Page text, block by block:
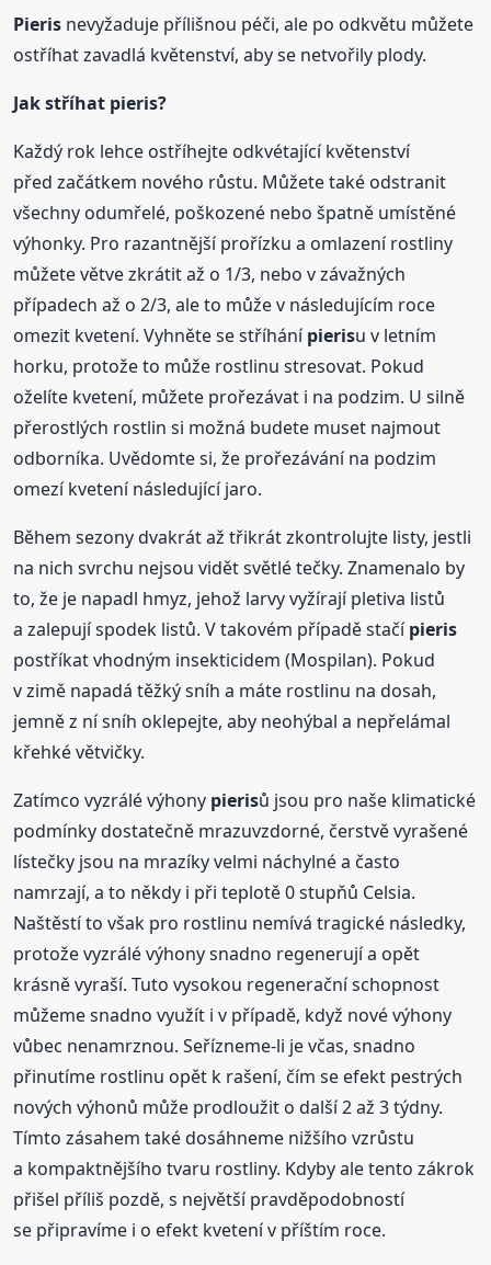
Pieris nevyžaduje přílišnou péči, ale po odkvětu můžete
ostříhat zavadlá květenství, aby se netvořily plody.
Jak stříhat pieris?
Každý rok lehce ostříhejte odkvétající květenství
před začátkem nového růstu. Můžete také odstranit
všechny odumřelé, poškozené nebo špatně umístěné
výhonky. Pro razantnější prořízku a omlazení rostliny
můžete větve zkrátit až o 1/3, nebo v závažných
případech až o 2/3, ale to může v následujícím roce
omezit kvetení. Vyhněte se stříhánípierisu v letním
horku, protože to může rostlinu stresovat. Pokud
oželíte kvetení, můžete prořezávat i na podzim. U silně
přerostlých rostlin si možná budete muset najmout
odborníka. Uvědomte si, že prořezávání na podzim
omezí kvetení následující jaro.
Během sezony dvakrát až třikrát zkontrolujte listy, jestli
na nich svrchu nejsou vidět světlé tečky. Znamenalo by
to, že je napadl hmyz, jehož larvy vyžírají pletiva listů
a zalepují spodek listů. V takovém případě stačípieris
postříkat vhodným insekticidem (Mospilan). Pokud
v zimě napadá těžký sníh a máte rostlinu na dosah,
jemně z ní sníh oklepejte, aby neohýbal a nepřelámal
křehké větvičky.
Zatímco vyzrálé výhony pierisů jsou pro naše klimatické
podmínky dostatečně mrazuvzdorné, čerstvě vyrašené
lístečky jsou na mrazíky velmi náchylné a často
namrzají, a to někdy i při teplotě 0 stupňů Celsia.
Naštěstí to však pro rostlinu nemívá tragické následky,
protože vyzrálé výhony snadno regenerují a opět
krásně vyraší. Tuto vysokou regenerační schopnost
můžeme snadno využít i v případě, když nové výhony
vůbec nenamrznou. Seřízneme-li je včas, snadno
přinutíme rostlinu opět k rašení, čím se efekt pestrých
nových výhonů může prodloužit o další 2 až 3 týdny.
Tímto zásahem také dosáhneme nižšího vzrůstu
a kompaktnějšího tvaru rostliny. Kdyby ale tento zákrok
přišel příliš pozdě, s největší pravděpodobností
se připravíme i o efekt kvetení v příštím roce.